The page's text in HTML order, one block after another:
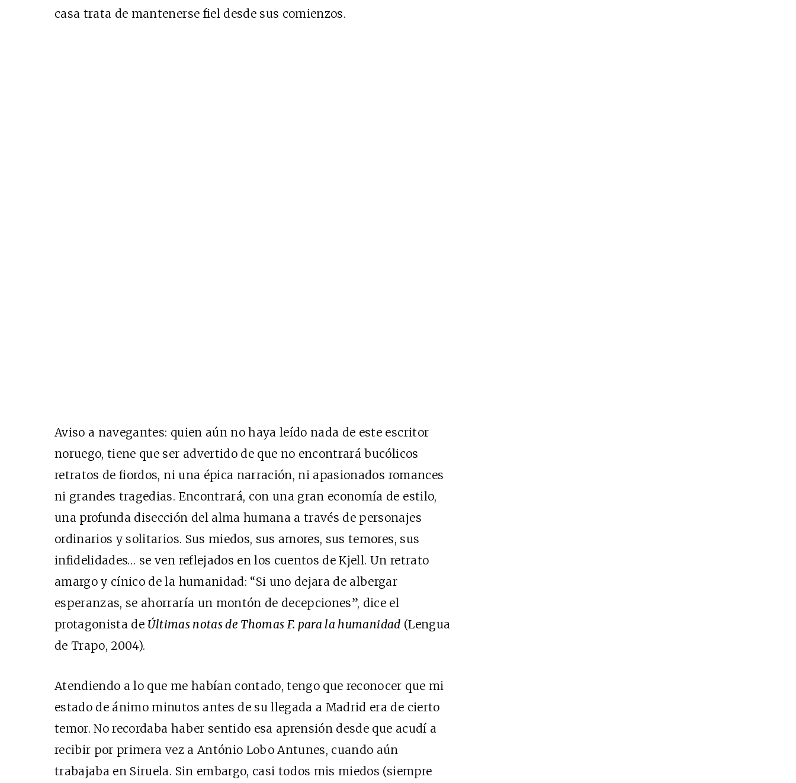
casa trata de mantenerse fiel desde sus comienzos.
Aviso a navegantes: quien aún no haya leído nada de este escritor
noruego, tiene que ser advertido de que no encontrará bucólicos
retratos de fiordos, ni una épica narración, ni apasionados romances
ni grandes tragedias. Encontrará, con una gran economía de estilo,
una profunda disección del alma humana a través de personajes
ordinarios y solitarios. Sus miedos, sus amores, sus temores, sus
infidelidades… se ven reflejados en los cuentos de Kjell. Un retrato
amargo y cínico de la humanidad: “Si uno dejara de albergar
esperanzas, se ahorraría un montón de decepciones”, dice el
protagonista de Últimas notas de Thomas F. para la humanidad (Lengua
de Trapo, 2004).
Atendiendo a lo que me habían contado, tengo que reconocer que mi
estado de ánimo minutos antes de su llegada a Madrid era de cierto
temor. No recordaba haber sentido esa aprensión desde que acudí a
recibir por primera vez a António Lobo Antunes, cuando aún
trabajaba en Siruela. Sin embargo, casi todos mis miedos (siempre